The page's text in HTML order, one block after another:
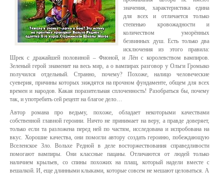
значения, характеристика едина
для всех и отличается только
степенью кровожадности и
количеством уморённых
безвинных душ. Есть только два
исключения из этого правила:
Шрек с дражайшей половиной – Фионой, и Лён с королевством вампиров.
Зеленый герой знаменит на весь мир, а о вампирах разговор у Ольги Громыко
получился отдельный. Странно, почему? Похоже, налицо человеческие
суеверия, причины которых зиждятся на прочном фундаменте, общем для всех
времен и народов. Какая поразительная сплоченность! Разобраться бы, почему
так, и употребить сей рецепт на благое дело…
Автор романа про ведьму, похоже, обладает некоторыми качествами
собственной главной героини. Ничто не принимает на веру, а правде доверяет,
только если та разложена перед ней по частям, исследована и испробована на
вкус. Хорошие качества, они помогли автору создать героиню, побеждающую
Вселенское Зло. Вольхе Редной в деле восторжествования справедливости
помогают вампиры. Они классные пацаны. Отличаются от людей только
наличием крыльев, со спины похожих на плащ, который надели вместе с
вешалкой. И, еще длинными клыками, которые совсем не мешают целоваться. А